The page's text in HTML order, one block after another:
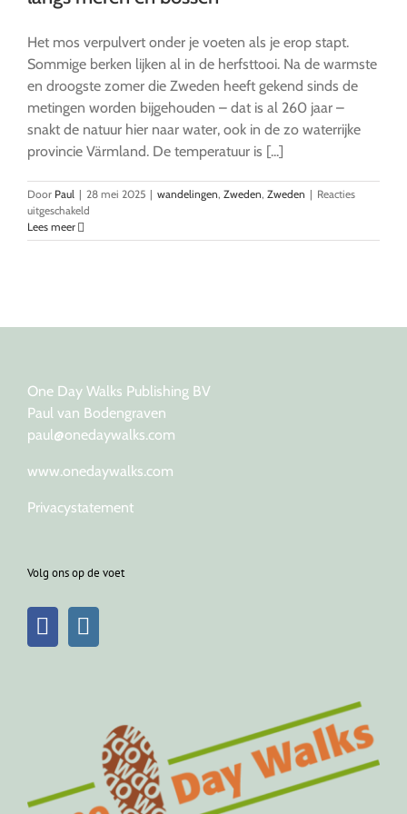
Het mos verpulvert onder je voeten als je erop stapt.
Sommige berken lijken al in de herfsttooi. Na de warmste
en droogste zomer die Zweden heeft gekend sinds de
metingen worden bijgehouden – dat is al 260 jaar –
snakt de natuur hier naar water, ook in de zo waterrijke
provincie Värmland. De temperatuur is [...]
Door Paul | 28 mei 2025 | wandelingen, Zweden, Zweden | Reacties
uitgeschakeld
Natuurreservaat:
bossen
Lees meer
One Day Walks Publishing BV
Paul van Bodengraven
paul@onedaywalks.com
www.onedaywalks.com
Privacystatement
Volg ons op de voet